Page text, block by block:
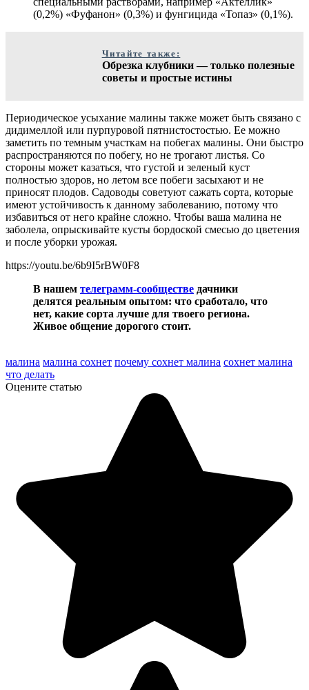
(0,2%) «Фуфанон» (0,3%) и фунгицида «Топаз» (0,1%).
Читайте также:
Обрезка клубники — только полезные
советы и простые истины
Периодическое усыхание малины также может быть связано с
дидимеллой или пурпуровой пятнистостостью. Ее можно
заметить по темным участкам на побегах малины. Они быстро
распространяются по побегу, но не трогают листья. Со
стороны может казаться, что густой и зеленый куст
полностью здоров, но летом все побеги засыхают и не
приносят плодов. Садоводы советуют сажать сорта, которые
имеют устойчивость к данному заболеванию, потому что
избавиться от него крайне сложно. Чтобы ваша малина не
заболела, опрыскивайте кусты бордоской смесью до цветения
и после уборки урожая.
https://youtu.be/6b9I5rBW0F8
В нашем телеграмм-сообществе дачники
делятся реальным опытом: что сработало, что
нет, какие сорта лучше для твоего региона.
Живое общение дорогого стоит.
малина малина сохнет почему сохнет малина сохнет малина
что делать
Оцените статью